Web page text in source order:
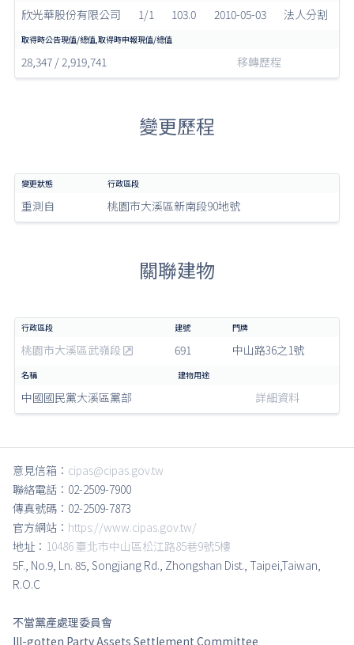
欣光華股份有限公司 1/1 103.0 2010-05-03 法人分割
28,347 / 2,919,741 移轉歷程
變更歷程
重測自 桃園市大溪區新南段90地號
關聯建物
桃園市大溪區武嶺段 691 中山路36之1號
中國國民黨大溪區黨部 詳細資料
意見信箱： cipas@cipas.gov.tw
聯絡電話：02-2509-7900
傳真號碼：02-2509-7873
官方網站： https://www.cipas.gov.tw/
地址： 10486 臺北市中山區松江路85巷9號5樓
5F., No.9, Ln. 85, Songjiang Rd., Zhongshan Dist., Taipei,Taiwan,
R.O.C
不當黨產處理委員會
Ill-gotten Party Assets Settlement Committee